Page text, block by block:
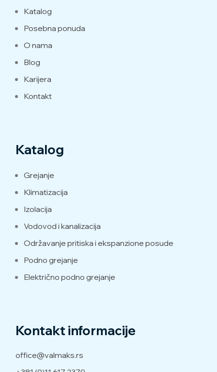
Katalog
Posebna ponuda
O nama
Blog
Karijera
Kontakt
Katalog
Grejanje
Klimatizacija
Izolacija
Vodovod i kanalizacija
Održavanje pritiska i ekspanzione posude
Podno grejanje
Električno podno grejanje
Kontakt informacije
office@valmaks.rs